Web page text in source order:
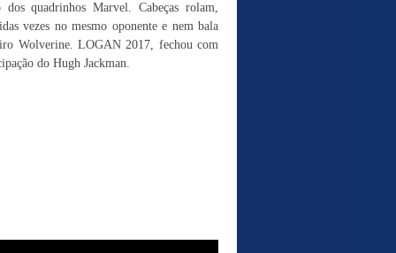
quadrinhos Marvel. Cabeças rolam,
vezes no mesmo oponente e nem bala
Wolverine. LOGAN 2017, fechou com
do Hugh Jackman.